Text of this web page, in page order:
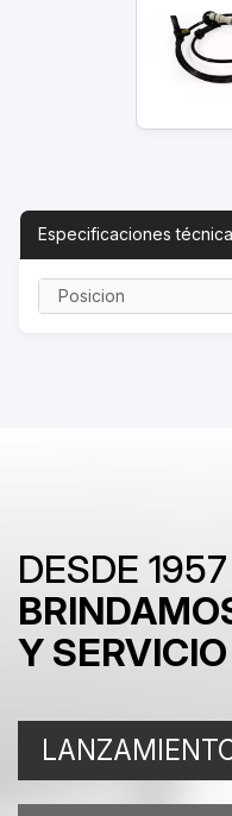
Especificaciones
Posicion
DESDE 1957
Y